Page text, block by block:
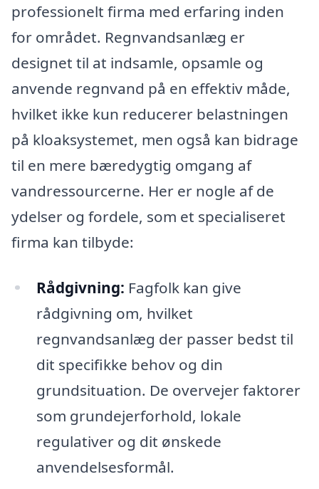
professionelt firma med erfaring inden
for området. Regnvandsanlæg er
designet til at indsamle, opsamle og
anvende regnvand på en effektiv måde,
hvilket ikke kun reducerer belastningen
på kloaksystemet, men også kan bidrage
til en mere bæredygtig omgang af
vandressourcerne. Her er nogle af de
ydelser og fordele, som et specialiseret
firma kan tilbyde:
Rådgivning: Fagfolk kan give
rådgivning om, hvilket
regnvandsanlæg der passer bedst til
dit specifikke behov og din
grundsituation. De overvejer faktorer
som grundejerforhold, lokale
regulativer og dit ønskede
anvendelsesformål.